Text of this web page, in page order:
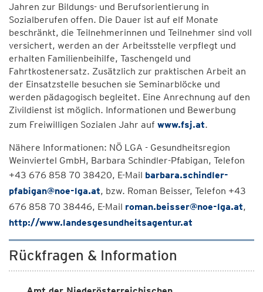
Jahren zur Bildungs- und Berufsorientierung in
Sozialberufen offen. Die Dauer ist auf elf Monate
beschränkt, die Teilnehmerinnen und Teilnehmer sind voll
versichert, werden an der Arbeitsstelle verpflegt und
erhalten Familienbeihilfe, Taschengeld und
Fahrtkostenersatz. Zusätzlich zur praktischen Arbeit an
der Einsatzstelle besuchen sie Seminarblöcke und
werden pädagogisch begleitet. Eine Anrechnung auf den
Zivildienst ist möglich. Informationen und Bewerbung
zum Freiwilligen Sozialen Jahr auf www.fsj.at.
Nähere Informationen: NÖ LGA - Gesundheitsregion
Weinviertel GmbH, Barbara Schindler-Pfabigan, Telefon
+43 676 858 70 38420, E-Mail barbara.schindler-
pfabigan@noe-lga.at, bzw. Roman Beisser, Telefon +43
676 858 70 38446, E-Mail roman.beisser@noe-lga.at,
http://www.landesgesundheitsagentur.at
Rückfragen & Information